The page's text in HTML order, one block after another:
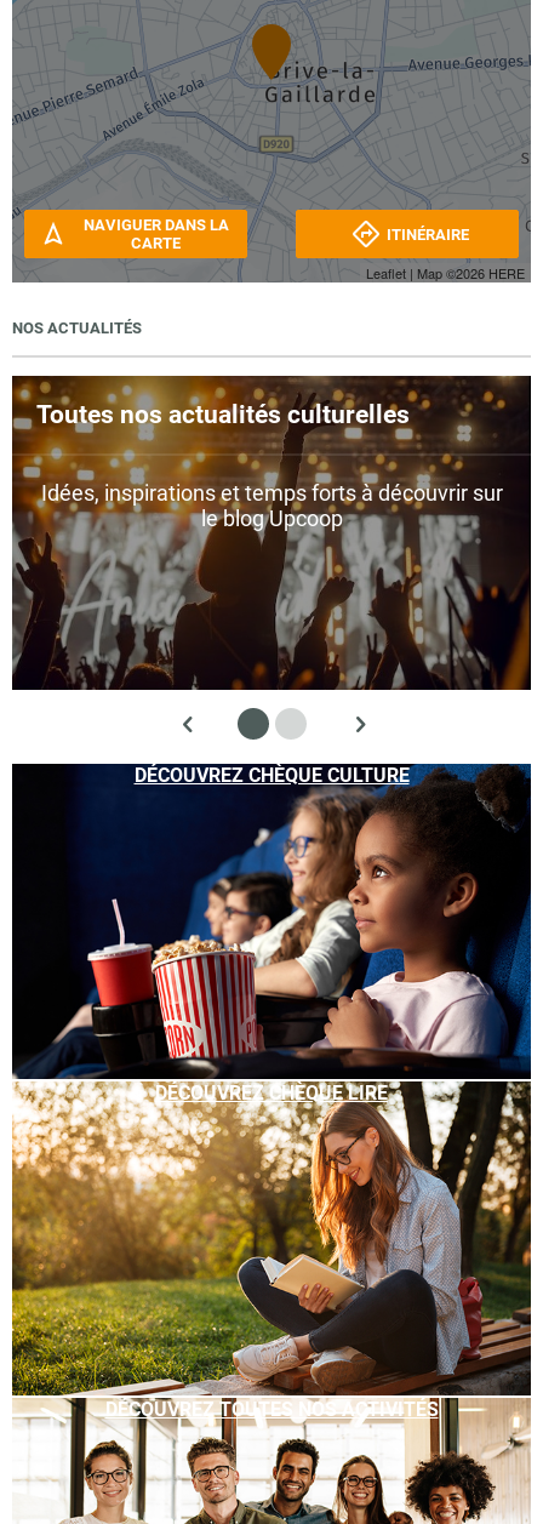
Leaflet | Map ©2026 HERE
NAVIGUER DANS LA
CARTE
ITINÉRAIRE
NOS ACTUALITÉS
Toutes nos actualités culturelles
Idées, inspirations et temps forts à découvrir sur
le blog Upcoop
DÉCOUVREZ CHÈQUE CULTURE
DÉCOUVREZ CHÈQUE LIRE
DÉCOUVREZ TOUTES NOS ACTIVITÉS